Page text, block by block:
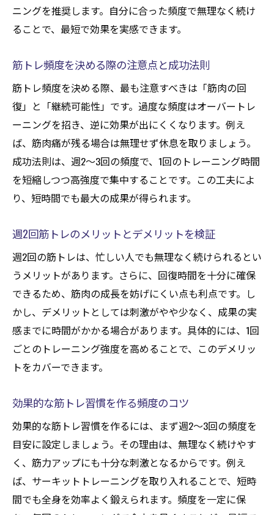
ニングを推奨します。自分に合った頻度で無理なく続け
ることで、最短で効果を実感できます。
筋トレ頻度を決める際の注意点と成功法則
筋トレ頻度を決める際、最も注意すべきは「筋肉の回
復」と「継続可能性」です。過度な頻度はオーバートレ
ーニングを招き、逆に効果が出にくくなります。例え
ば、筋肉痛が残る場合は無理せず休息を取りましょう。
成功法則は、週2〜3回の頻度で、1回のトレーニング時間
を短縮しつつ高強度で集中することです。この工夫によ
り、短時間でも最大の成果が得られます。
週2回筋トレのメリットとデメリットを検証
週2回の筋トレは、忙しい人でも無理なく続けられるとい
うメリットがあります。さらに、回復時間を十分に確保
できるため、筋肉の成長を妨げにくい点も利点です。し
かし、デメリットとしては刺激がやや少なく、成果の実
感までに時間がかかる場合があります。具体的には、1回
ごとのトレーニング強度を高めることで、このデメリッ
トをカバーできます。
効果的な筋トレ習慣を作る頻度のコツ
効果的な筋トレ習慣を作るには、まず週2〜3回の頻度を
目安に設定しましょう。その理由は、無理なく続けやす
く、筋力アップにも十分な刺激となるからです。例え
ば、サーキットトレーニングを取り入れることで、短時
間でも全身を効率よく鍛えられます。頻度を一定に保